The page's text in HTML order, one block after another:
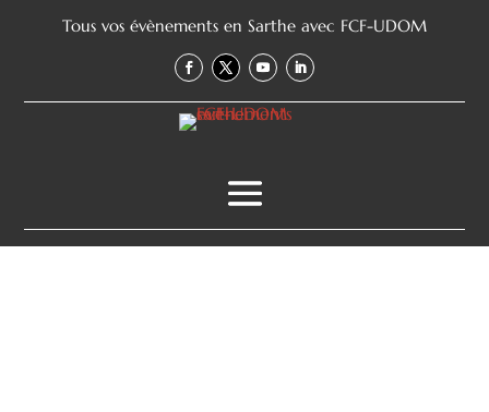
Tous vos évènements en Sarthe avec FCF-UDOM